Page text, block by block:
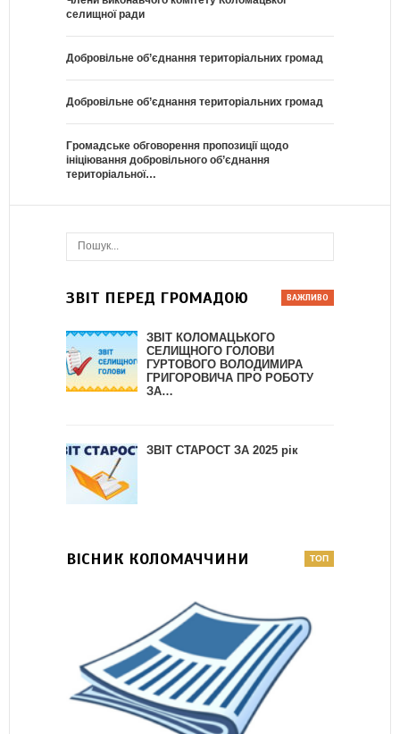
селищної ради
Добровільне об’єднання територіальних громад
Добровільне об’єднання територіальних громад
Громадське обговорення пропозиції щодо
ініціювання добровільного об’єднання
територіальної…
ЗВІТ ПЕРЕД ГРОМАДОЮ
ЗВІТ КОЛОМАЦЬКОГО
СЕЛИЩНОГО ГОЛОВИ
ГУРТОВОГО ВОЛОДИМИРА
ГРИГОРОВИЧА ПРО РОБОТУ
ЗА…
ЗВІТ СТАРОСТ ЗА 2025 рік
ВІСНИК КОЛОМАЧЧИНИ